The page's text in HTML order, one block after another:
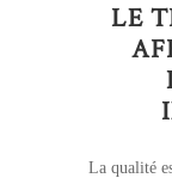
LE
La qualité